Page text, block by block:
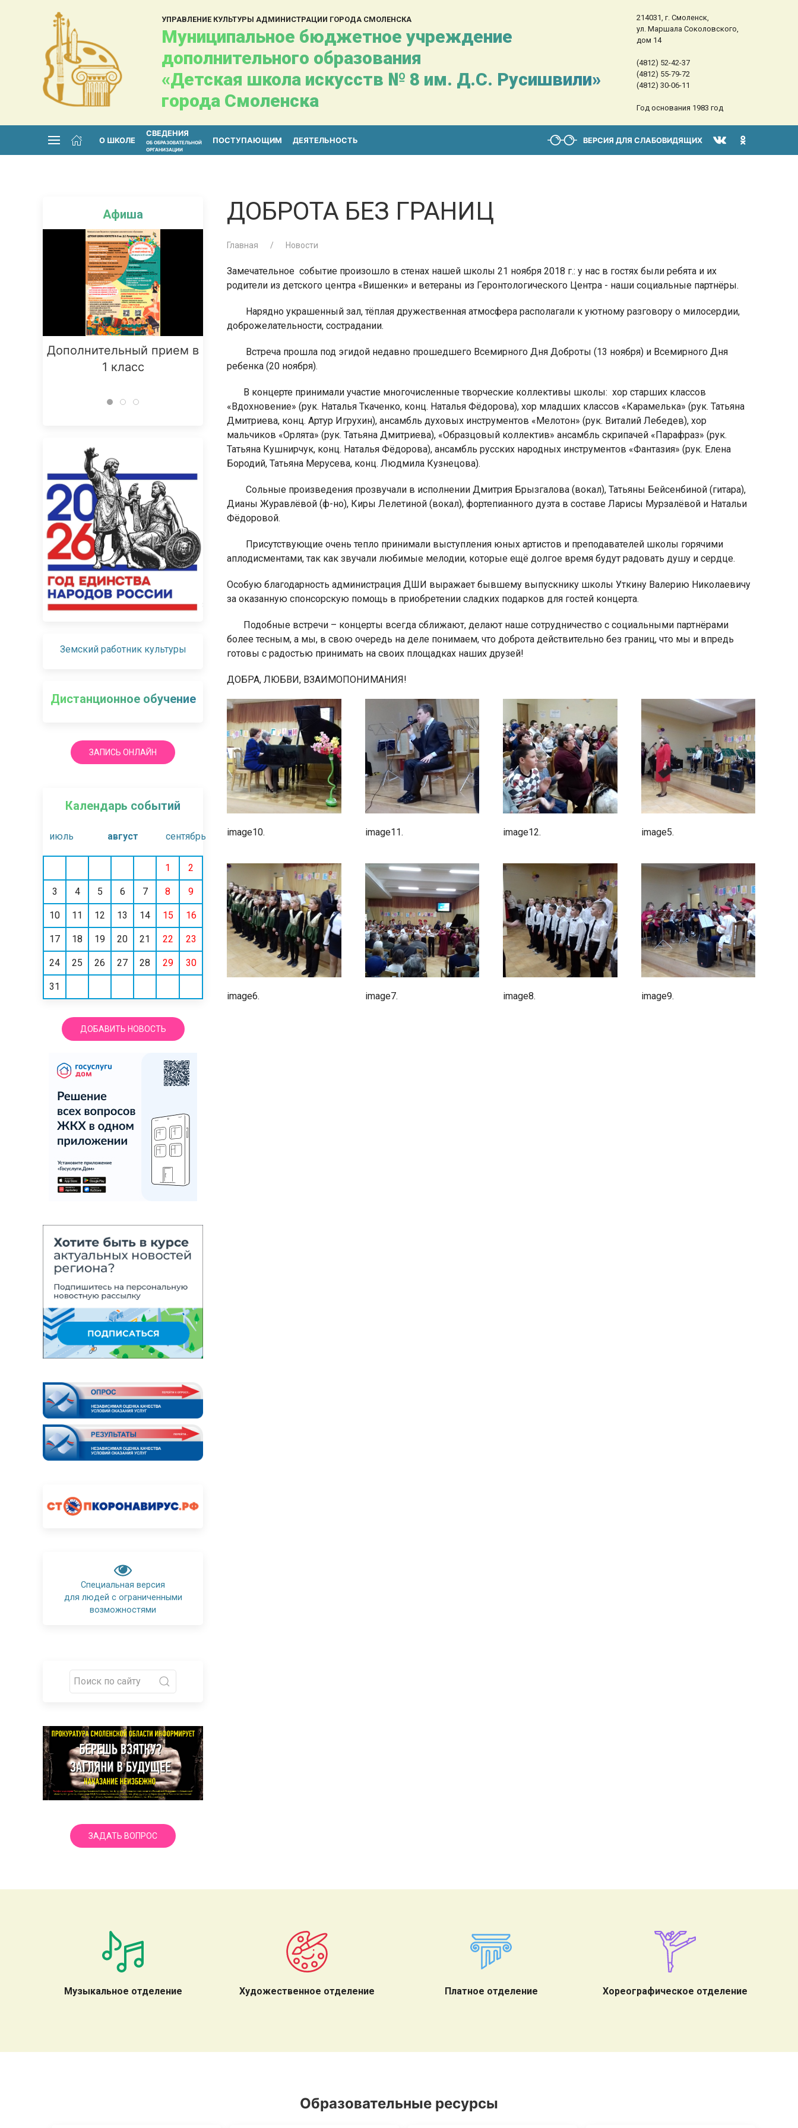
УПРАВЛЕНИЕ КУЛЬТУРЫ АДМИНИСТРАЦИИ ГОРОДА СМОЛЕНСКА
Муниципальное бюджетное учреждение
дополнительного образования
«Детская школа искусств № 8 им. Д.С. Русишвили»
города Смоленска
214031, г. Смоленск,
ул. Маршала Соколовского,
дом 14
(4812) 52-42-37
(4812) 55-79-72
(4812) 30-06-11
Год основания 1983 год
О ШКОЛЕ
СВЕДЕНИЯ
ОБ ОБРАЗОВАТЕЛЬНОЙ
ОРГАНИЗАЦИИ
ПОСТУПАЮЩИМ ДЕЯТЕЛЬНОСТЬ ВЕРСИЯ ДЛЯ СЛАБОВИДЯЩИХ
Афиша
Дополнительный прием в
1 класс
Занятия для детей 4-6 лет
1-5 июня, Летняя
Земский работник культуры
Дистанционное обучение
ЗАПИСЬ ОНЛАЙН
Календарь событий
июль август сентябрь
1 2
3 4 5 6 7 8 9
10 11 12 13 14 15 16
17 18 19 20 21 22 23
24 25 26 27 28 29 30
31
ДОБАВИТЬ НОВОСТЬ
Специальная версия
для людей с ограниченными
возможностями
ЗАДАТЬ ВОПРОС
ДОБРОТА БЕЗ ГРАНИЦ
Главная Новости
Замечательное событие произошло в стенах нашей школы 21 ноября 2018 г.: у нас в гостях были ребята и их
родители из детского центра «Вишенки» и ветераны из Геронтологического Центра - наши социальные партнёры.
Нарядно украшенный зал, тёплая дружественная атмосфера располагали к уютному разговору о милосердии,
доброжелательности, сострадании.
Встреча прошла под эгидой недавно прошедшего Всемирного Дня Доброты (13 ноября) и Всемирного Дня
ребенка (20 ноября).
В концерте принимали участие многочисленные творческие коллективы школы: хор старших классов
«Вдохновение» (рук. Наталья Ткаченко, конц. Наталья Фёдорова), хор младших классов «Карамелька» (рук. Татьяна
Дмитриева, конц. Артур Игрухин), ансамбль духовых инструментов «Мелотон» (рук. Виталий Лебедев), хор
мальчиков «Орлята» (рук. Татьяна Дмитриева), «Образцовый коллектив» ансамбль скрипачей «Парафраз» (рук.
Татьяна Кушнирчук, конц. Наталья Фёдорова), ансамбль русских народных инструментов «Фантазия» (рук. Елена
Бородий, Татьяна Мерусева, конц. Людмила Кузнецова).
Сольные произведения прозвучали в исполнении Дмитрия Брызгалова (вокал), Татьяны Бейсенбиной (гитара),
Дианы Журавлёвой (ф-но), Киры Лелетиной (вокал), фортепианного дуэта в составе Ларисы Мурзалёвой и Натальи
Фёдоровой.
Присутствующие очень тепло принимали выступления юных артистов и преподавателей школы горячими
аплодисментами, так как звучали любимые мелодии, которые ещё долгое время будут радовать душу и сердце.
Особую благодарность администрация ДШИ выражает бывшему выпускнику школы Уткину Валерию Николаевичу
за оказанную спонсорскую помощь в приобретении сладких подарков для гостей концерта.
Подобные встречи – концерты всегда сближают, делают наше сотрудничество с социальными партнёрами
более тесным, а мы, в свою очередь на деле понимаем, что доброта действительно без границ, что мы и впредь
готовы с радостью принимать на своих площадках наших друзей!
ДОБРА, ЛЮБВИ, ВЗАИМОПОНИМАНИЯ!
image10. image11. image12. image5.
image6. image7. image8. image9.
Музыкальное отделение Художественное отделение Платное отделение Хореографическое отделение
Образовательные ресурсы